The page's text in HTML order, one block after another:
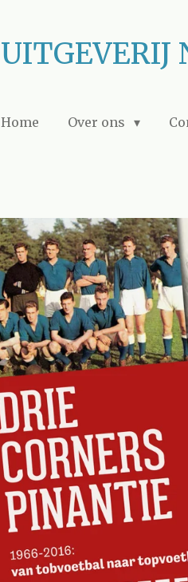
UITGEVERIJ
Home Over ons